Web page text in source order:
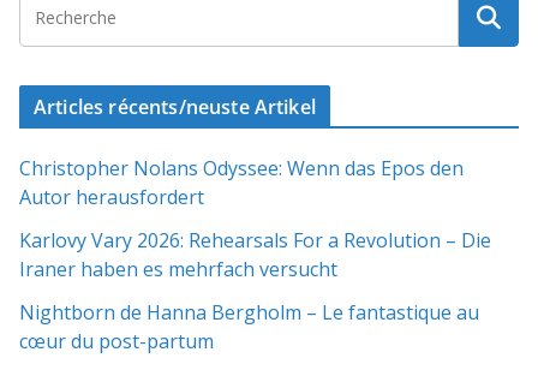
Articles récents/neuste Artikel
Christopher Nolans Odyssee: Wenn das Epos den
Autor herausfordert
Karlovy Vary 2026: Rehearsals For a Revolution – Die
Iraner haben es mehrfach versucht
Nightborn de Hanna Bergholm – Le fantastique au
cœur du post-partum